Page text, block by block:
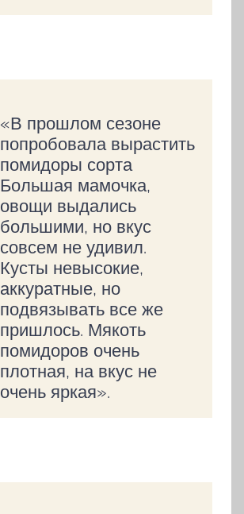
«В прошлом сезоне
попробовала вырастить
помидоры сорта
Большая мамочка,
овощи выдались
большими, но вкус
совсем не удивил.
Кусты невысокие,
аккуратные, но
подвязывать все же
пришлось. Мякоть
помидоров очень
плотная, на вкус не
очень яркая».